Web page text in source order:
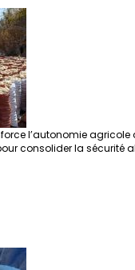
l’autonomie
consolider la sécurité